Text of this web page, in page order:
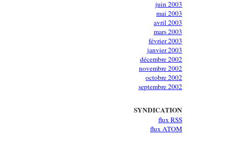
juin 2003
mai 2003
avril 2003
mars 2003
février 2003
janvier 2003
décembre 2002
novembre 2002
octobre 2002
septembre 2002
SYNDICATION
flux RSS
flux ATOM